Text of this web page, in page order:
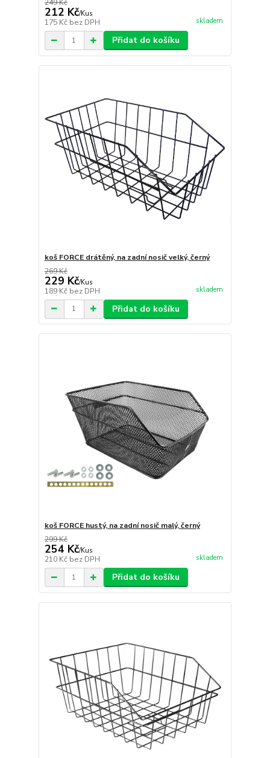
249 Kč
212 Kč/Kus
175 Kč bez DPH skladem
Přidat do košíku
koš FORCE drátěný, na zadní nosič velký, černý
269 Kč
229 Kč/Kus
189 Kč bez DPH skladem
Přidat do košíku
koš FORCE hustý, na zadní nosič malý, černý
299 Kč
254 Kč/Kus
210 Kč bez DPH skladem
Přidat do košíku